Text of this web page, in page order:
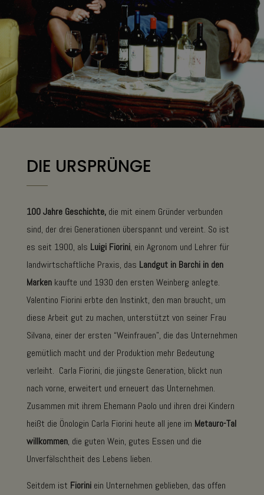
DIE URSPRÜNGE
100 Jahre Geschichte, die mit einem Gründer verbunden
sind, der drei Generationen überspannt und vereint. So ist
es seit 1900, als Luigi Fiorini, ein Agronom und Lehrer für
landwirtschaftliche Praxis, das Landgut in Barchi in den
Marken kaufte und 1930 den ersten Weinberg anlegte.
Valentino Fiorini erbte den Instinkt, den man braucht, um
diese Arbeit gut zu machen, unterstützt von seiner Frau
Silvana, einer der ersten “Weinfrauen”, die das Unternehmen
gemütlich macht und der Produktion mehr Bedeutung
verleiht. Carla Fiorini, die jüngste Generation, blickt nun
nach vorne, erweitert und erneuert das Unternehmen.
Zusammen mit ihrem Ehemann Paolo und ihren drei Kindern
heißt die Önologin Carla Fiorini heute all jene im Metauro-Tal
willkommen, die guten Wein, gutes Essen und die
Unverfälschtheit des Lebens lieben.
Seitdem ist Fiorini ein Unternehmen geblieben, das offen